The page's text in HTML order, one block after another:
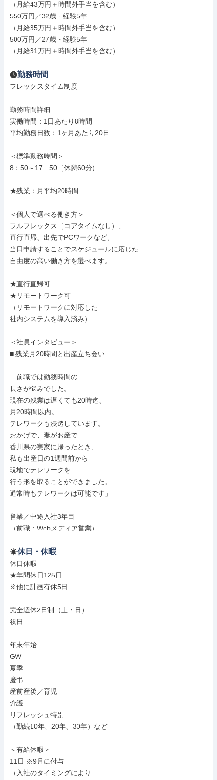
（月給43万円＋時間外手当を含む）
550万円／32歳・経験5年
（月給35万円＋時間外手当を含む）
500万円／27歳・経験5年
（月給31万円＋時間外手当を含む）
勤務時間
フレックスタイム制度
勤務時間詳細
実働時間：1日あたり8時間
平均勤務日数：1ヶ月あたり20日
＜標準勤務時間＞
8：50～17：50（休憩60分）
★残業：月平均20時間
＜個人で選べる働き方＞
フルフレックス（コアタイムなし）、
直行直帰、出先でPCワークなど、
当日申請することでスケジュールに応じた
自由度の高い働き方を選べます。
★直行直帰可
★リモートワーク可
（リモートワークに対応した
社内システムを導入済み）
＜社員インタビュー＞
■ 残業月20時間と出産立ち会い
「前職では勤務時間の
長さが悩みでした。
現在の残業は遅くても20時迄、
月20時間以内。
テレワークも浸透しています。
おかげで、妻がお産で
香川県の実家に帰ったとき、
私も出産日の1週間前から
現地でテレワークを
行う形を取ることができました。
通常時もテレワークは可能です」
営業／中途入社3年目
（前職：Webメディア営業）
休日・休暇
休日休暇
★年間休日125日
※他に計画有休5日
完全週休2日制（土・日）
祝日
年末年始
GW
夏季
慶弔
産前産後／育児
介護
リフレッシュ特別
（勤続10年、20年、30年）など
＜有給休暇＞
11日 ※9月に付与
（入社のタイミングにより